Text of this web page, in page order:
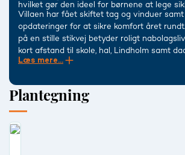
hvilket gør den ideel for børnene at lege
Villaen har fået skiftet tag og vinduer
opdateringer for at sikre komfort året
på en stille stikvej betyder roligt
kort afstand til skole, hal, Lindholm samt
alt hvad familien behøver inden for
Læs mere...
Plantegning